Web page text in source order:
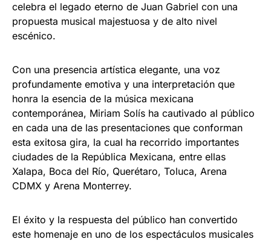
celebra el legado eterno de Juan Gabriel con una
propuesta musical majestuosa y de alto nivel
escénico.
Con una presencia artística elegante, una voz
profundamente emotiva y una interpretación que
honra la esencia de la música mexicana
contemporánea, Miriam Solís ha cautivado al público
en cada una de las presentaciones que conforman
esta exitosa gira, la cual ha recorrido importantes
ciudades de la República Mexicana, entre ellas
Xalapa, Boca del Río, Querétaro, Toluca, Arena
CDMX y Arena Monterrey.
El éxito y la respuesta del público han convertido
este homenaje en uno de los espectáculos musicales